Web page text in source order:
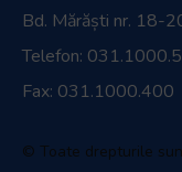
Bd. Mărăști nr. 18-
Telefon:
Fax: 031.1000.400
© Toate drepturile